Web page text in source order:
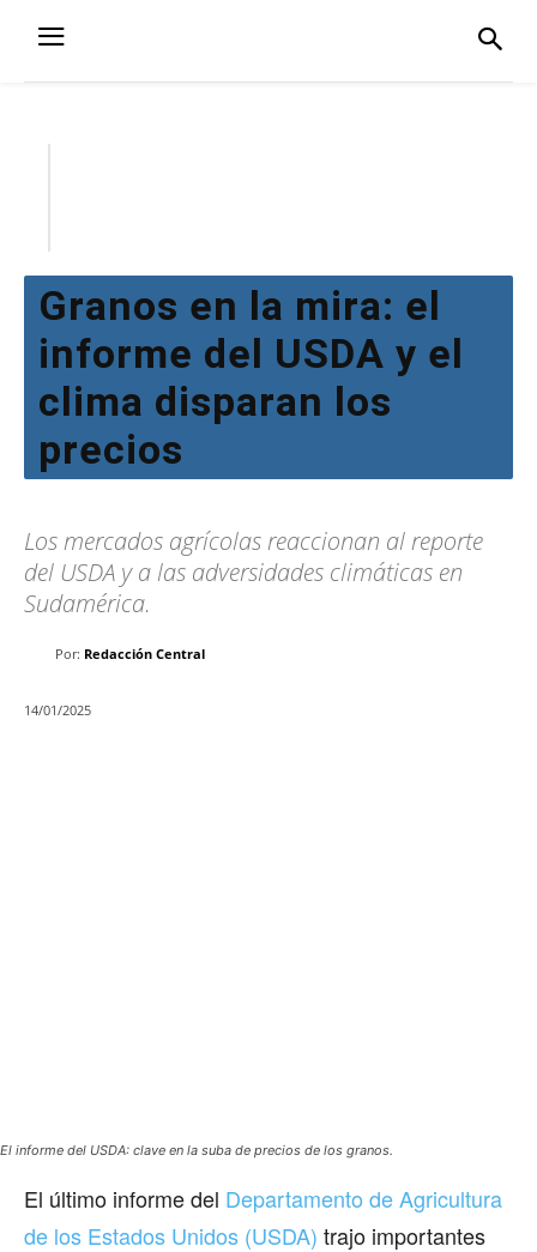
Granos en la mira: el
informe del USDA y el
clima disparan los
precios
Los mercados agrícolas reaccionan al reporte
del USDA y a las adversidades climáticas en
Sudamérica.
Por: Redacción Central
14/01/2025
El informe del USDA: clave en la suba de precios de los granos.
El último informe del Departamento de Agricultura
de los Estados Unidos (USDA) trajo importantes